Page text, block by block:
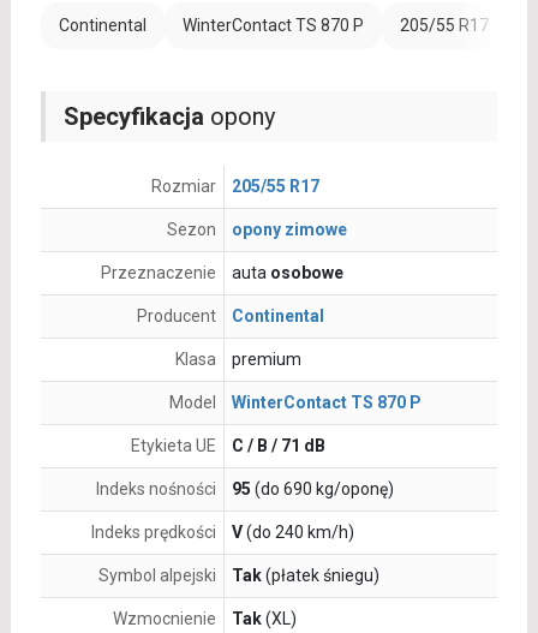
Continental WinterContact TS 870 P 205/55 R17
Specyfikacja opony
Rozmiar 205/55 R17
Sezon opony zimowe
Przeznaczenie auta osobowe
Producent Continental
Klasa premium
Model WinterContact TS 870 P
Etykieta UE C / B / 71 dB
Indeks nośności 95 (do 690 kg/oponę)
Indeks prędkości V(do 240 km/h)
Symbol alpejski Tak(płatek śniegu)
Wzmocnienie Tak(XL)